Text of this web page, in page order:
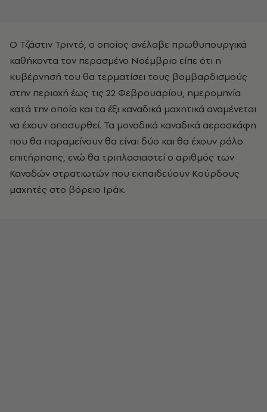
Ο Τζάστιν Τριντό, ο οποίος ανέλαβε πρωθυπουργικά
καθήκοντα τον περασμένο Νοέμβριο είπε ότι η
κυβέρνησή του θα τερματίσει τους βομβαρδισμούς
στην περιοχή έως τις 22 Φεβρουαρίου, ημερομηνία
κατά την οποία και τα έξι καναδικά μαχητικά αναμένεται
να έχουν αποσυρθεί. Τα μοναδικά καναδικά αεροσκάφη
που θα παραμείνουν θα είναι δύο και θα έχουν ρόλο
επιτήρησης, ενώ θα τριπλασιαστεί ο αριθμός των
Καναδών στρατιωτών που εκπαιδεύουν Κούρδους
μαχητές στο βόρειο Ιράκ.